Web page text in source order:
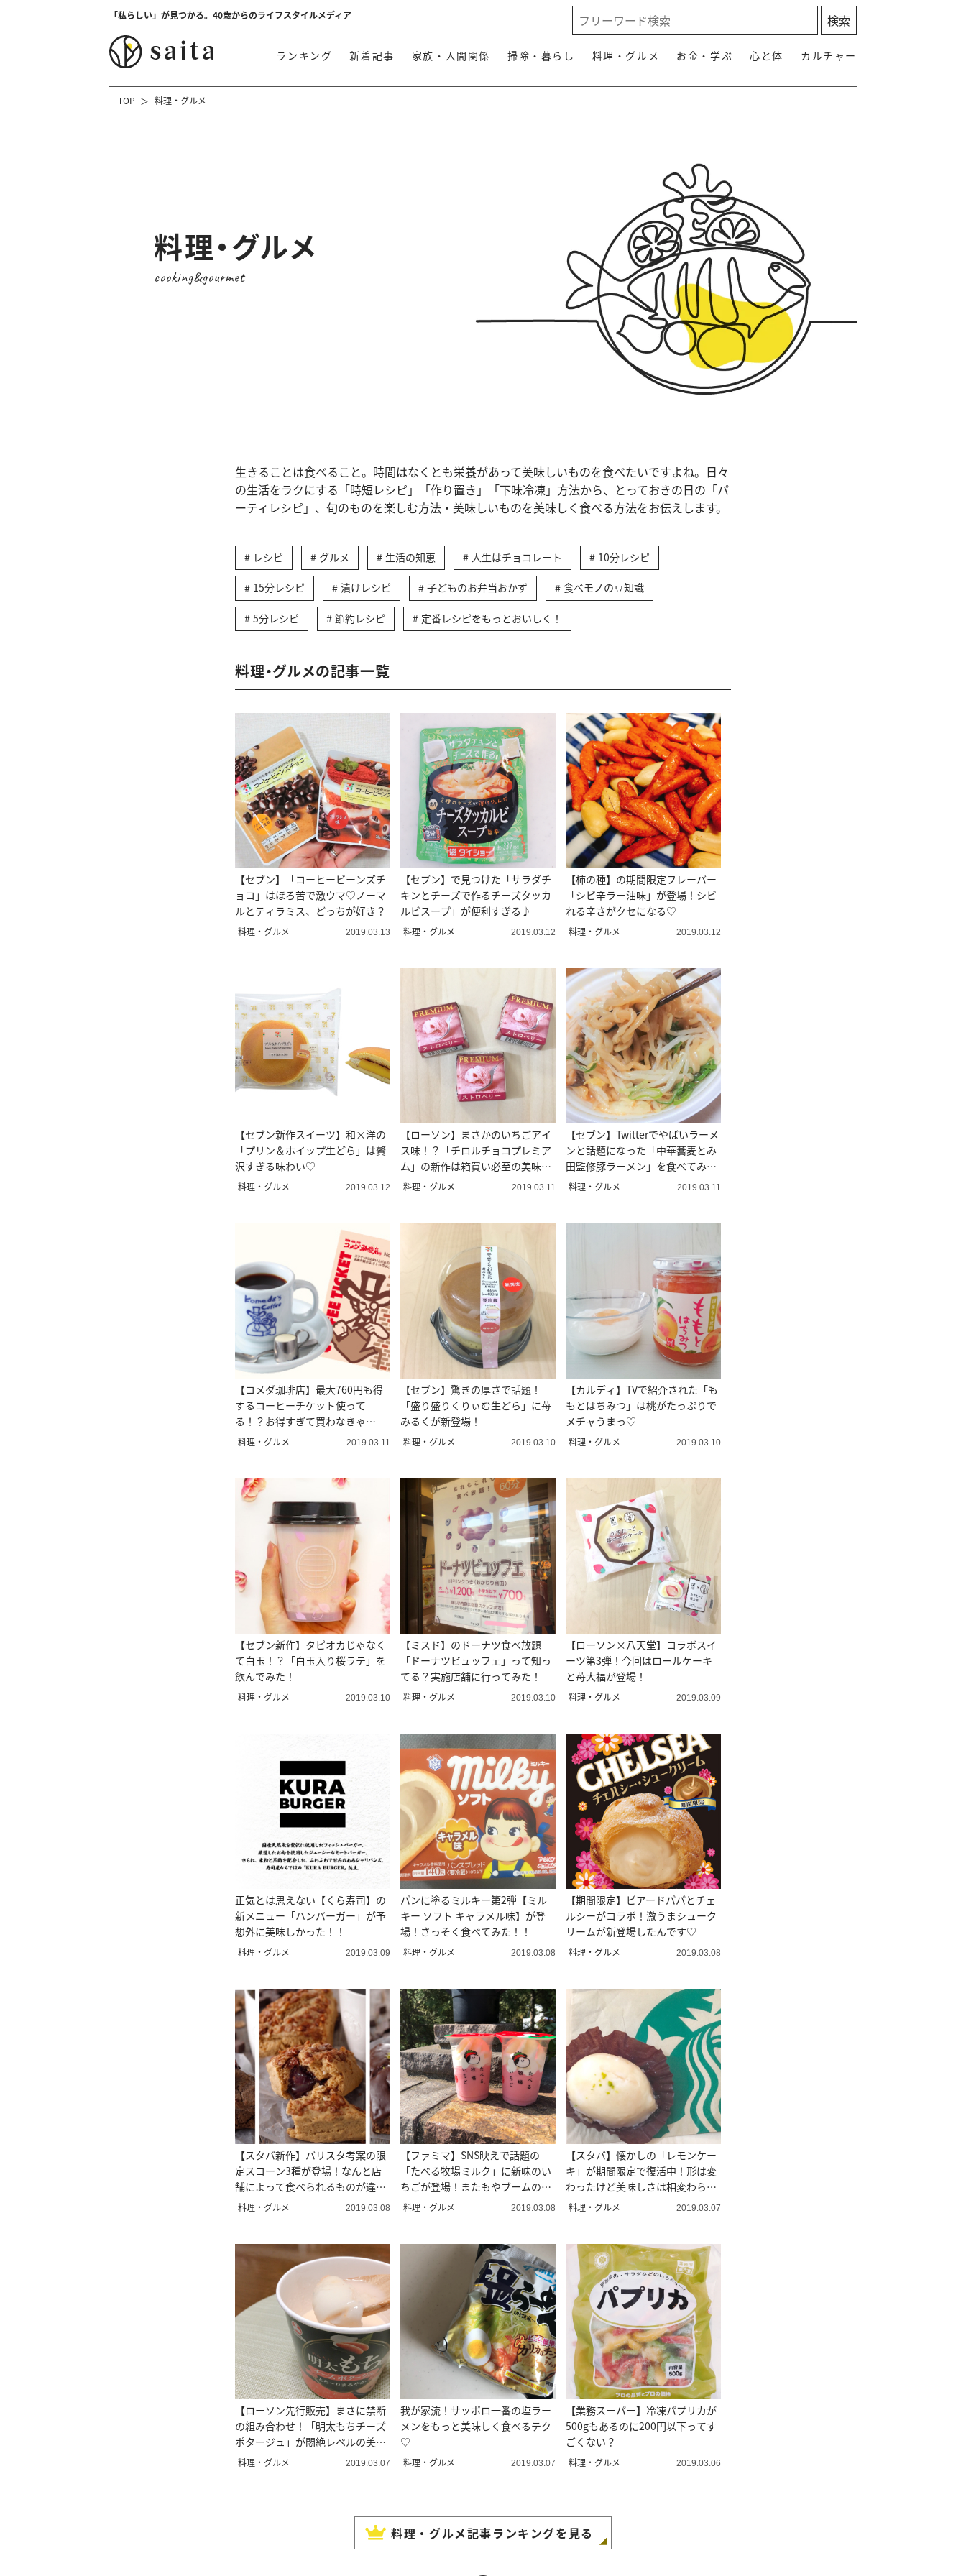
「私らしい」が見つかる。40歳からのライフスタイルメディア
ランキング 新着記事 家族・人間関係 掃除・暮らし 料理・グルメ お金・学ぶ 心と体 カルチャー
TOP 料理・グルメ
料理・グルメ
cooking&gourmet
生きることは食べること。時間はなくとも栄養があって美味しいものを食べたいですよね。日々
の生活をラクにする「時短レシピ」「作り置き」「下味冷凍」方法から、とっておきの日の「パ
ーティレシピ」、旬のものを楽しむ方法・美味しいものを美味しく食べる方法をお伝えします。
レシピ グルメ 生活の知恵 人生はチョコレート 10分レシピ
15分レシピ 漬けレシピ 子どものお弁当おかず 食べモノの豆知識
5分レシピ 節約レシピ 定番レシピをもっとおいしく！
料理・グルメの記事一覧
【セブン】「コーヒービーンズチ
ョコ」はほろ苦で激ウマ♡ノーマ
ルとティラミス、どっちが好き？
料理・グルメ 2019.03.13
【セブン】で見つけた「サラダチ
キンとチーズで作るチーズタッカ
ルビスープ」が便利すぎる♪
料理・グルメ 2019.03.12
【柿の種】の期間限定フレーバー
「シビ辛ラー油味」が登場！シビ
れる辛さがクセになる♡
料理・グルメ 2019.03.12
【セブン新作スイーツ】和×洋の
「プリン＆ホイップ生どら」は贅
沢すぎる味わい♡
料理・グルメ 2019.03.12
【ローソン】まさかのいちごアイ
ス味！？「チロルチョコプレミア
ム」の新作は箱買い必至の美味し
さ！
料理・グルメ 2019.03.11
【セブン】Twitterでやばいラーメ
ンと話題になった「中華蕎麦とみ
田監修豚ラーメン」を食べてみ
た！
料理・グルメ 2019.03.11
【コメダ珈琲店】最大760円も得
するコーヒーチケット使って
る！？お得すぎて買わなきゃ
損！！
料理・グルメ 2019.03.11
【セブン】驚きの厚さで話題！
「盛り盛りくりぃむ生どら」に苺
みるくが新登場！
料理・グルメ 2019.03.10
【カルディ】TVで紹介された「も
もとはちみつ」は桃がたっぷりで
メチャうまっ♡
料理・グルメ 2019.03.10
【セブン新作】タピオカじゃなく
て白玉！？「白玉入り桜ラテ」を
飲んでみた！
料理・グルメ 2019.03.10
【ミスド】のドーナツ食べ放題
「ドーナツビュッフェ」って知っ
てる？実施店舗に行ってみた！
料理・グルメ 2019.03.10
【ローソン×八天堂】コラボスイ
ーツ第3弾！今回はロールケーキ
と苺大福が登場！
料理・グルメ 2019.03.09
正気とは思えない【くら寿司】の
新メニュー「ハンバーガー」が予
想外に美味しかった！！
料理・グルメ 2019.03.09
パンに塗るミルキー第2弾【ミル
キー ソフト キャラメル味】が登
場！さっそく食べてみた！！
料理・グルメ 2019.03.08
【期間限定】ビアードパパとチェ
ルシーがコラボ！激うまシューク
リームが新登場したんです♡
料理・グルメ 2019.03.08
【スタバ新作】バリスタ考案の限
定スコーン3種が登場！なんと店
舗によって食べられるものが違
う！？
料理・グルメ 2019.03.08
【ファミマ】SNS映えで話題の
「たべる牧場ミルク」に新味のい
ちごが登場！またもやブームの予
感！？
料理・グルメ 2019.03.08
【スタバ】懐かしの「レモンケー
キ」が期間限定で復活中！形は変
わったけど美味しさは相変わらず
♥
料理・グルメ 2019.03.07
【ローソン先行販売】まさに禁断
の組み合わせ！「明太もちチーズ
ポタージュ」が悶絶レベルの美味
しさ♡
料理・グルメ 2019.03.07
我が家流！サッポロ一番の塩ラー
メンをもっと美味しく食べるテク
♡
料理・グルメ 2019.03.07
【業務スーパー】冷凍パプリカが
500gもあるのに200円以下ってす
ごくない？
料理・グルメ 2019.03.06
料理・グルメ記事ランキングを見る